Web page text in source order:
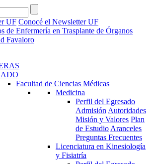
UF Conocé el Newsletter UF
Facultad de Ciencias Médicas
Medicina
Perfil del Egresado
Admisión Autoridades
Misión y Valores Plan
de Estudio Aranceles
Preguntas Frecuentes
Licenciatura en Kinesiología
y Fisiatría